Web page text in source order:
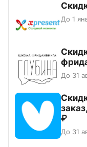
До 1
До 31
₽
До 31